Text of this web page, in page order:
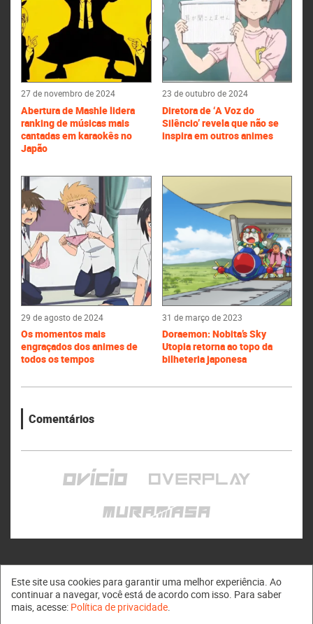
27 de novembro de 2024
Abertura de Mashle lidera
ranking de músicas mais
cantadas em karaokês no
Japão
23 de outubro de 2024
Diretora de ‘A Voz do
Silêncio’ revela que não se
inspira em outros animes
29 de agosto de 2024
Os momentos mais
engraçados dos animes de
todos os tempos
31 de março de 2023
Doraemon: Nobita’s Sky
Utopia retorna ao topo da
bilheteria japonesa
Comentários
Muramasa © 2011 - 2026
Este site usa cookies para garantir uma melhor experiência. Ao
continuar a navegar, você está de acordo com isso. Para saber
mais, acesse: Política de privacidade.